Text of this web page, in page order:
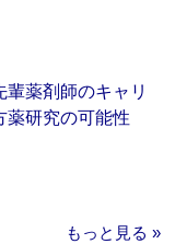
輩薬剤師のキャリ
薬研究の可能性
もっと見る »